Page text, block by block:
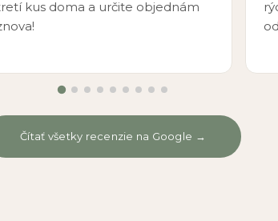
kus doma a určite objednám
Čítať všetky recenzie na Google →